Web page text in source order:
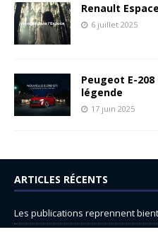
Renault
6 juillet 2025
Peugeot E-208
légende
17 juin 2025
ARTICLES RÉCENTS
Les publications reprennent